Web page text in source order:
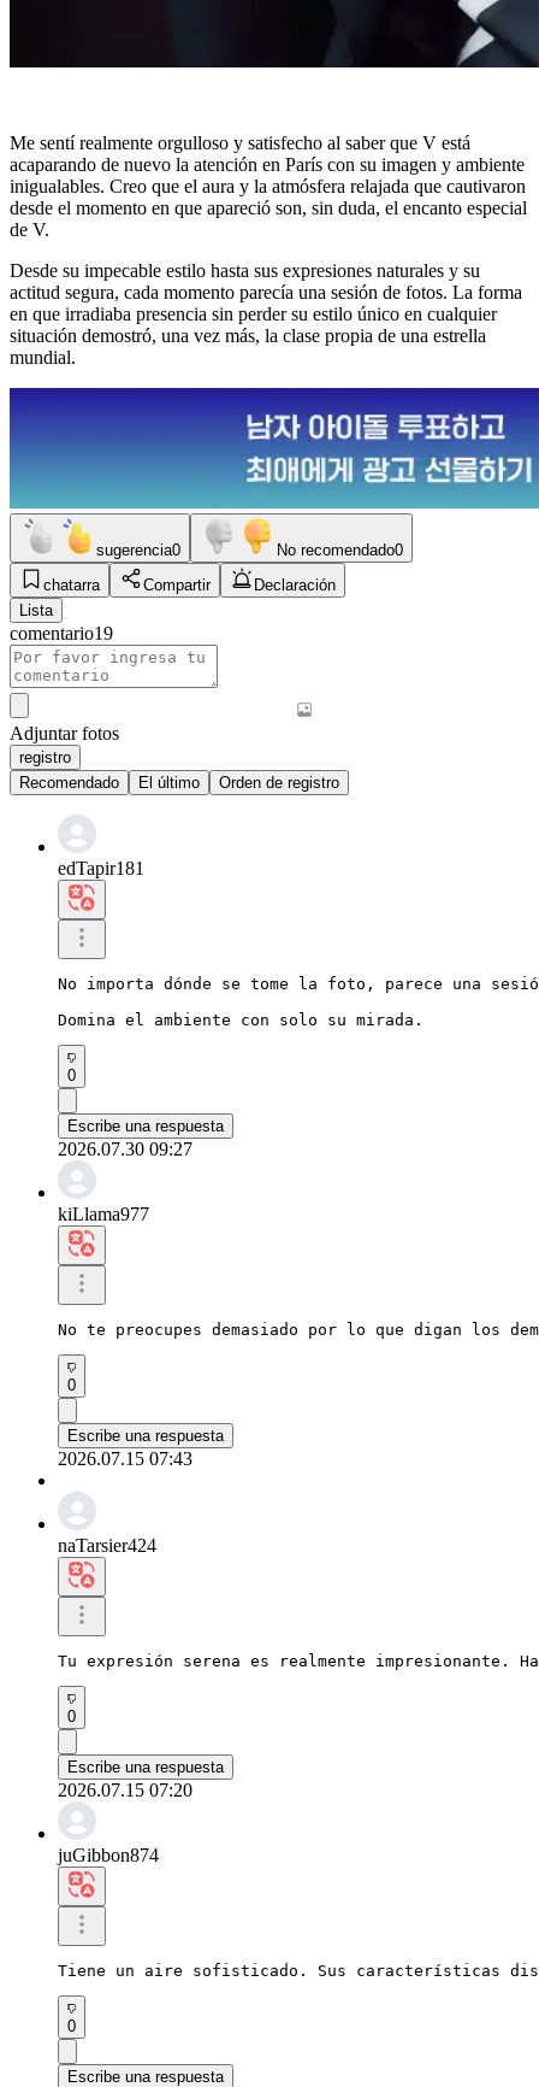
Me sentí realmente orgulloso y satisfecho al saber que V está
acaparando de nuevo la atención en París con su imagen y ambiente
inigualables. Creo que el aura y la atmósfera relajada que cautivaron
desde el momento en que apareció son, sin duda, el encanto especial
de V.
Desde su impecable estilo hasta sus expresiones naturales y su
actitud segura, cada momento parecía una sesión de fotos. La forma
en que irradiaba presencia sin perder su estilo único en cualquier
situación demostró, una vez más, la clase propia de una estrella
mundial.
sugerencia0 No recomendado0
chatarra
Compartir
Declaración
Lista
comentario19
Adjuntar fotos
registro
Recomendado
El último Orden de registro
edTapir181
No importa dónde se tome la foto, parece una
Domina el ambiente con solo su mirada.
0
Escribe una respuesta
2026.07.30 09:27
kiLlama977
No te preocupes demasiado por lo que digan los
0
Escribe una respuesta
2026.07.15 07:43
naTarsier424
Tu expresión serena es realmente impresionante.
0
Escribe una respuesta
2026.07.15 07:20
juGibbon874
Tiene un aire sofisticado. Sus características
0
Escribe una respuesta